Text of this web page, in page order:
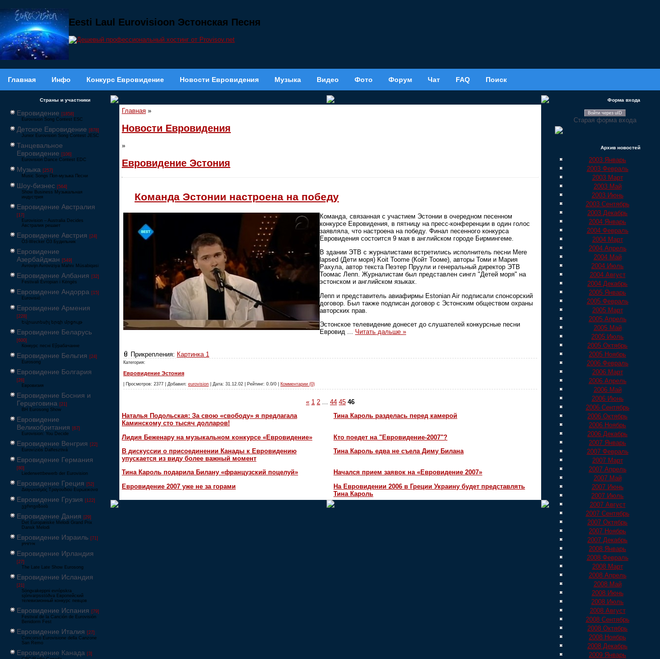
Eesti Laul Eurovisioon Эстонская Песня
Главная Инфо Конкурс Евровидение Новости Евровидения Музыка Видео Фото Форум Чат FAQ Поиск
Страны и участники
Евровидение [1858]
Eurovision Song Contest ESC
Детское Евровидение [878]
Junior Eurovision Song Contest JESC
Танцевальное
Евровидение [106]
Eurovision Dance Contest EDC
Музыка [257]
Music Songs Поп-музыка Песни
Шоу-бизнес [564]
Show Business Музыкальная
индустрия
Евровидение Австралия
[17]
Eurovision – Australia Decides
Австралия решает
Евровидение Австрия [24]
Ö3-Wecker Ö3 Будильник
Евровидение
Азербайджан [549]
Avrovijn Avroviziya Mahnı Müsabiqəsi
Евровидение Албания [32]
Festivali Evropian i Këngës
Евровидение Андорра [15]
Eurovisió
Евровидение Армения
[228]
Եվրատեսիլ երգի մրցույթ
Евровидение Беларусь
[600]
Конкурс песні Еўрабачанне
Евровидение Бельгия [24]
Eurosong
Евровидение Болгария
[26]
Евровизия
Евровидение Босния и
Герцеговина [21]
BH Eurosong Show
Евровидение
Великобритания [67]
Eurovision: You Decide
Евровидение Венгрия [22]
Eurovíziós Dalfesztivá
Евровидение Германия
[80]
Liederwettbewerb der Eurovision
Евровидение Греция [52]
Διαγωνισμός Τραγουδιού Ευρώεικονα
Евровидение Грузия [122]
ევროვიზიის
Евровидение Дания [29]
Det Europæiske Melodi Grand Prix
Dansk Melodi
Евровидение Израиль [71]
‏אירוויזיון
Евровидение Ирландия
[27]
The Late Late Show Eurosong
Евровидение Исландия
[21]
Söngvakeppni evrópskra
sjónvarpsstöðva Европейский
телевизионный конкурс певцов
Евровидение Испания [79]
Festival de la Canción de Eurovisión
Benidorm Fest
Евровидение Италия [27]
Concorso Eurovisione della Canzone
San Remo
Евровидение Канада [3]
Главная »
Новости Евровидения
»
Евровидение Эстония
Команда Эстонии настроена на победу
Команда, связанная с участием Эстонии в очередном песенном
конкурсе Евровидения, в пятницу на пресс-конференции в один голос
заявляла, что настроена на победу. Финал песенного конкурса
Евровидения состоится 9 мая в английском городе Бирмингеме.
В здании ЭТВ с журналистами встретились исполнитель песни Mere
lapsed (Дети моря) Koit Toome (Койт Тооме), авторы Томи и Мария
Рахула, автор текста Пеэтер Пруули и генеральный директор ЭТВ
Тоомас Лепп. Журналистам был представлен сингл "Детей моря" на
эстонском и английском языках.
Лепп и представитель авиафирмы Estonian Air подписали спонсорский
договор. Был также подписан договор с Эстонским обществом охраны
авторских прав.
Эстонское телевидение донесет до слушателей конкурсные песни
Евровид
Читать дальше »
Прикрепления: Картинка 1
Категория:
Евровидение Эстония
| Просмотров: 2377 | Добавил: eurovision | Дата: 31.12.02 | Рейтинг: 0.0/0 | Комментарии (0)
« 1 2 ... 44 45 46
Наталья Подольская: За свою «свободу» я предлагала
Каминскому сто тысяч долларов!
Тина Кароль разделась перед камерой
Лидия Беженару на музыкальном конкурсе «Евровидение»
Кто поедет на "Евровидение-2007"?
В дискуссии о присоединении Канады к Евровидению
упускается из виду более важный момент
Тина Кароль едва не съела Диму Билана
Тина Кароль подарила Билану «французский поцелуй»
Начался прием заявок на «Евровидение 2007»
Евровидение 2007 уже не за горами
На Евровидении 2006 в Греции Украину будет представлять
Тина Кароль
Форма входа
Войти через uID
Старая форма входа
Архив новостей
2003 Январь
2003 Февраль
2003 Март
2003 Май
2003 Июнь
2003 Сентябрь
2003 Декабрь
2004 Январь
2004 Февраль
2004 Март
2004 Апрель
2004 Май
2004 Июль
2004 Август
2004 Декабрь
2005 Январь
2005 Февраль
2005 Март
2005 Апрель
2005 Май
2005 Июль
2005 Октябрь
2005 Ноябрь
2006 Февраль
2006 Март
2006 Апрель
2006 Май
2006 Июнь
2006 Сентябрь
2006 Октябрь
2006 Ноябрь
2006 Декабрь
2007 Январь
2007 Февраль
2007 Март
2007 Апрель
2007 Май
2007 Июнь
2007 Июль
2007 Август
2007 Сентябрь
2007 Октябрь
2007 Ноябрь
2007 Декабрь
2008 Январь
2008 Февраль
2008 Март
2008 Апрель
2008 Май
2008 Июнь
2008 Июль
2008 Август
2008 Сентябрь
2008 Октябрь
2008 Ноябрь
2008 Декабрь
2009 Январь